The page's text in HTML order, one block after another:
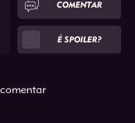
COMENTAR
É SPOILER?